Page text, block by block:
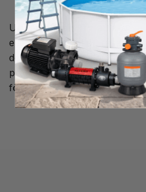
Universalskarv för att skarva
eller 38 mm, om du råkat
den gått av så kan du skarva
praktiska skarvmuff, fäst
för att få en tät skarv.